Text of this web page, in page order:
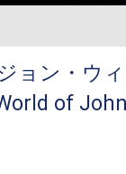
ョン・ウ
of